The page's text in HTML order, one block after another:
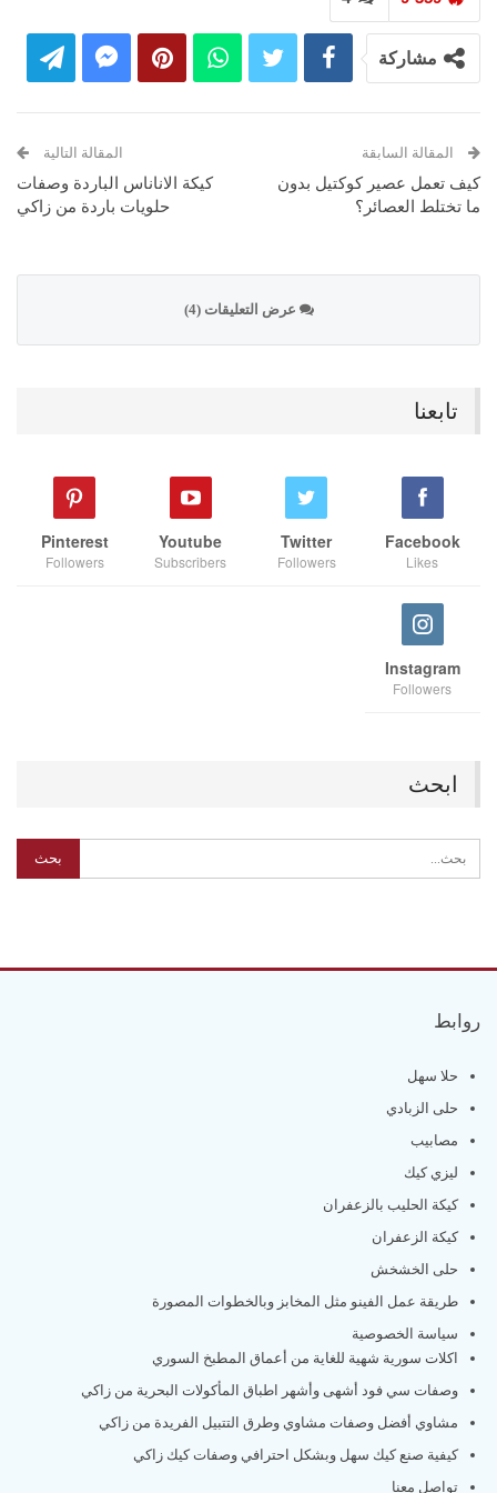
مشاركة
المقالة السابقة
كيف تعمل عصير كوكتيل بدون
ما تختلط العصائر؟
المقالة التالية
كيكة الاناناس الباردة وصفات
حلويات باردة من زاكي
عرض التعليقات (4)
تابعنا
Facebook
Likes
Twitter
Followers
Youtube
Subscribers
Pinterest
Followers
Instagram
Followers
ابحث
روابط
حلا سهل
حلى الزبادي
مصابيب
ليزي كيك
كيكة الحليب بالزعفران
كيكة الزعفران
حلى الخشخش
طريقة عمل الفينو مثل المخابز وبالخطوات المصورة
سياسة الخصوصية
اكلات سورية شهية للغاية من أعماق المطبخ السوري
وصفات سي فود أشهى وأشهر اطباق المأكولات البحرية من زاكي
مشاوي أفضل وصفات مشاوي وطرق التتبيل الفريدة من زاكي
كيفية صنع كيك سهل وبشكل احترافي وصفات كيك زاكي
تواصل معنا